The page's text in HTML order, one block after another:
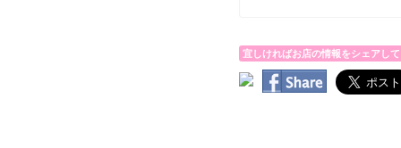
宜しければお店の情報をシェアし